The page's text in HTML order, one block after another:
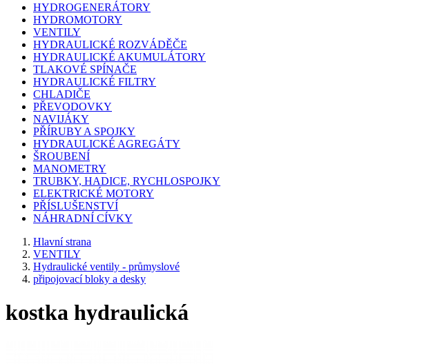
HYDROGENERÁTORY
HYDROMOTORY
VENTILY
HYDRAULICKÉ ROZVÁDĚČE
HYDRAULICKÉ AKUMULÁTORY
TLAKOVÉ SPÍNAČE
HYDRAULICKÉ FILTRY
CHLADIČE
PŘEVODOVKY
NAVIJÁKY
PŘÍRUBY A SPOJKY
HYDRAULICKÉ AGREGÁTY
ŠROUBENÍ
MANOMETRY
TRUBKY, HADICE, RYCHLOSPOJKY
ELEKTRICKÉ MOTORY
PŘÍSLUŠENSTVÍ
NÁHRADNÍ CÍVKY
Hlavní strana
VENTILY
Hydraulické ventily - průmyslové
připojovací bloky a desky
kostka hydraulická